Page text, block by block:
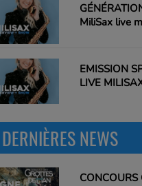
MiliSax live
EMISSION
LIVE
DERNIÈRES NEWS
CONCOURS